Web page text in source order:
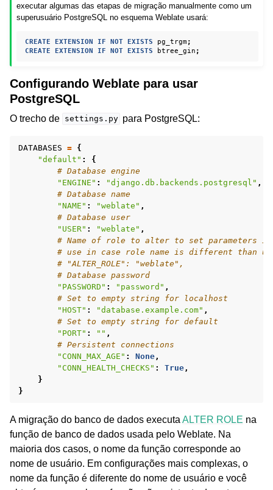
executar algumas das etapas de migração manualmente como um
superusuário PostgreSQL no esquema Weblate usará:
CREATE EXTENSION IF NOT EXISTS pg_trgm;
CREATE
EXTENSION IF NOT EXISTS btree_gin ;
Configurando Weblate para usar
PostgreSQL
O trecho de settings.py para PostgreSQL:
DATABASES = {
"default" :
{
# Database engine
"ENGINE" : "django.db.backends.postgresql" ,
# Database name
"NAME" : "weblate" ,
# Database user
"USER" : "weblate" ,
# Name of role to alter to set parameters in
# use in case role name is different than
# "ALTER_ROLE": "weblate",
# Database password
"PASSWORD" : "password" ,
# Set to empty string for localhost
"HOST" : "database.example.com" ,
# Set to empty string for default
"PORT" : "" ,
# Persistent connections
"CONN_MAX_AGE" : None ,
"CONN_HEALTH_CHECKS" : True ,
}
}
A migração do banco de dados executa ALTER ROLE na
função de banco de dados usada pelo Weblate. Na
maioria dos casos, o nome da função corresponde ao
nome de usuário. Em configurações mais complexas, o
nome da função é diferente do nome de usuário e você